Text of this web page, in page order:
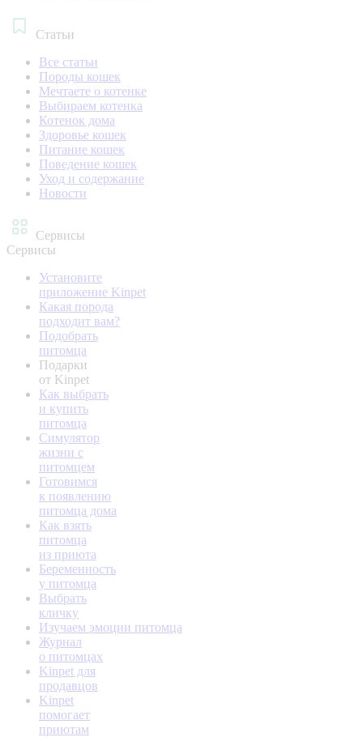
Статьи
Все статьи
Породы кошек
Мечтаете о котенке
Выбираем котенка
Котенок дома
Здоровье кошек
Питание кошек
Поведение кошек
Уход и содержание
Новости
Сервисы
Сервисы
Установите
приложение Kinpet
Какая порода
подходит вам?
Подобрать
питомца
Подарки
от Kinpet
Как выбрать
и купить
питомца
Симулятор
жизни с
питомцем
Готовимся
к появлению
питомца дома
Как взять
питомца
из приюта
Беременность
у питомца
Выбрать
кличку
Изучаем эмоции питомца
Журнал
о питомцах
Kinpet для
продавцов
Kinpet
помогает
приютам